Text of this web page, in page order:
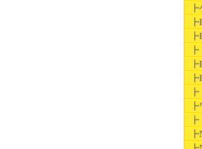
┣
┣
┣
┣
┣